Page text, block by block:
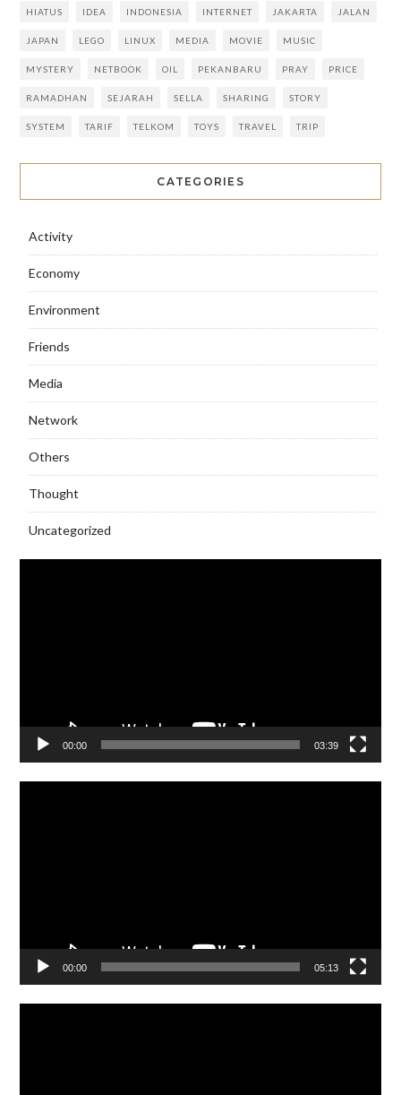
HIATUS IDEA INDONESIA INTERNET JAKARTA JALAN
JAPAN LEGO LINUX MEDIA MOVIE MUSIC
MYSTERY NETBOOK OIL PEKANBARU PRAY PRICE
RAMADHAN SEJARAH SELLA SHARING STORY
SYSTEM TARIF TELKOM TOYS TRAVEL TRIP
CATEGORIES
Activity
Economy
Environment
Friends
Media
Network
Others
Thought
Uncategorized
00:00 03:39
00:00 05:13